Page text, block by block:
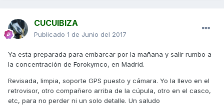
CUCUIBIZA
Publicado 1 de Junio del 2017
Ya esta preparada para embarcar por la mañana y salir rumbo a
la concentración de Forokymco, en Madrid.
Revisada, limpia, soporte GPS puesto y cámara. Yo la llevo en el
retrovisor, otro compañero arriba de la cúpula, otro en el casco,
etc, para no perder ni un solo detalle. Un saludo